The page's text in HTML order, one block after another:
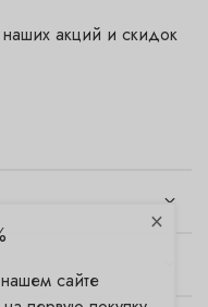
акций и скидок
×
сайте